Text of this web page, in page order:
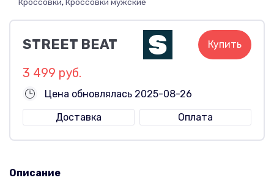
STREET BEAT Купить
3 499 руб.
Цена обновлялась 2025-08-26
Доставка
Оплата
Описание